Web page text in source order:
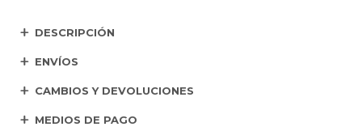
DESCRIPCIÓN
ENVÍOS
CAMBIOS Y DEVOLUCIONES
MEDIOS DE PAGO